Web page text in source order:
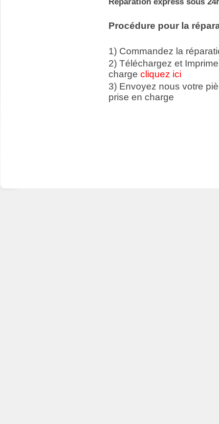
Procédure pour la
1) Commandez la
2) Téléchargez et
charge cliquez ici
3) Envoyez nous votre
prise en charge